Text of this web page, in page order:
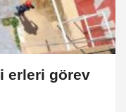
erleri görev